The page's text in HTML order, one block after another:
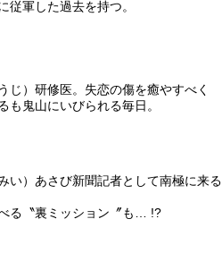
従軍した過去を持つ。
じ） 研修医。失恋の傷を癒やすべく
も鬼山にいびられる毎日。
い） あさび新聞記者として南極に来る
る〝裏ミッション〞も… !?